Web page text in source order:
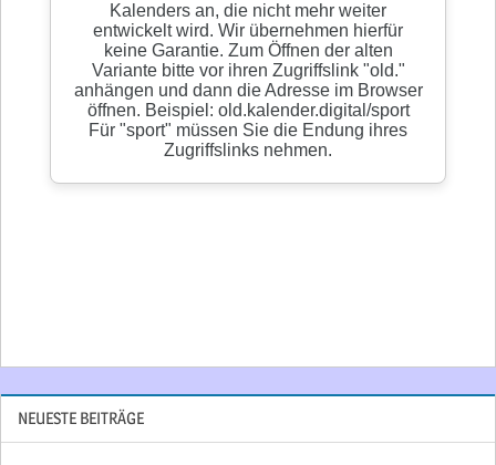
NEUESTE BEITRÄGE